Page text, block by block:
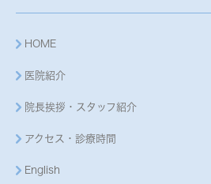
HOME
医院紹介
院長挨拶・スタッフ紹介
アクセス・診療時間
English